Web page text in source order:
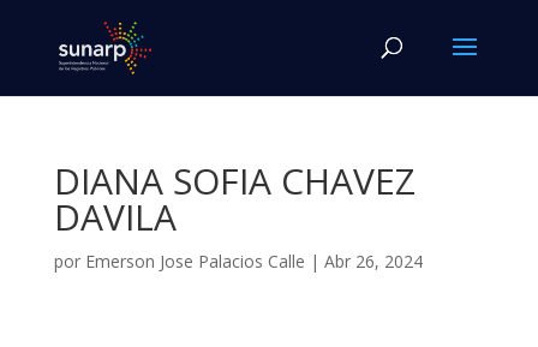
DIANA SOFIA CHAVEZ
DAVILA
por Emerson Jose Palacios Calle | Abr 26, 2024